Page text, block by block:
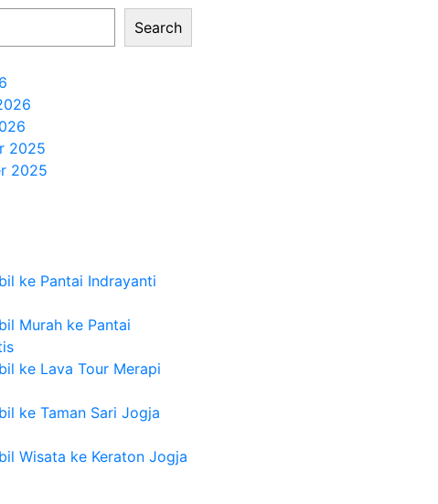
Search
2025
2025
ke Pantai Indrayanti
Murah ke Pantai
ke Lava Tour Merapi
ke Taman Sari Jogja
Wisata ke Keraton Jogja